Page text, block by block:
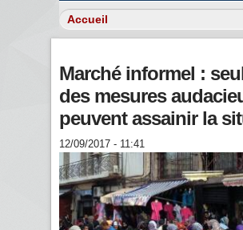
Marché informel :
des mesures
peuvent assainir la
12/09/2017 - 11:41